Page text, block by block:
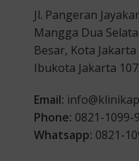
Jl. Pangeran
Mangga Dua
Besar, Kota
Ibukota Jakarta
Email:
Phone: 0821-1099-
Whatsapp: 0821-